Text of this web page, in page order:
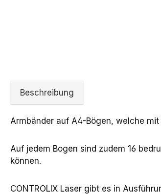
Beschreibung
Armbänder auf A4-Bögen, welche
Auf jedem Bogen sind zudem 16
können.
CONTROLIX Laser gibt es in